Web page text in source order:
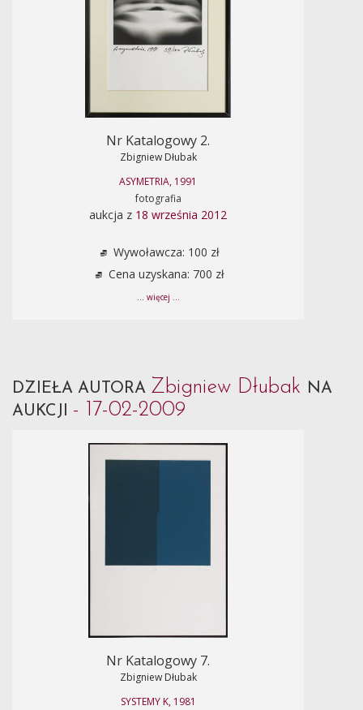
Nr Katalogowy 2.
Zbigniew Dłubak
ASYMETRIA, 1991
fotografia
aukcja z 18 września 2012
Wywoławcza: 100 zł
Cena uzyskana: 700 zł
... więcej ...
DZIEŁA AUTORA Zbigniew Dłubak NA
AUKCJI - 17-02-2009
Nr Katalogowy 7.
Zbigniew Dłubak
SYSTEMY K, 1981